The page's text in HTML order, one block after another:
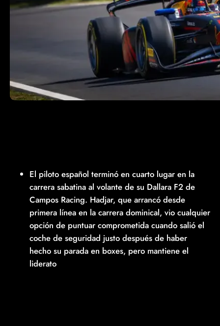
El piloto español terminó en cuarto lugar en la
carrera sabatina al volante de su Dallara F2 de
Campos Racing. Hadjar, que arrancó desde
primera línea en la carrera dominical, vio cualquier
opción de puntuar comprometida cuando salió el
coche de seguridad justo después de haber
hecho su parada en boxes, pero mantiene el
liderato